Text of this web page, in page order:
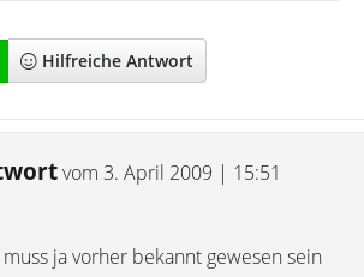
Hilfreiche Antwort
vom 3. April 2009 | 15:51
muss ja vorher bekannt gewesen sein